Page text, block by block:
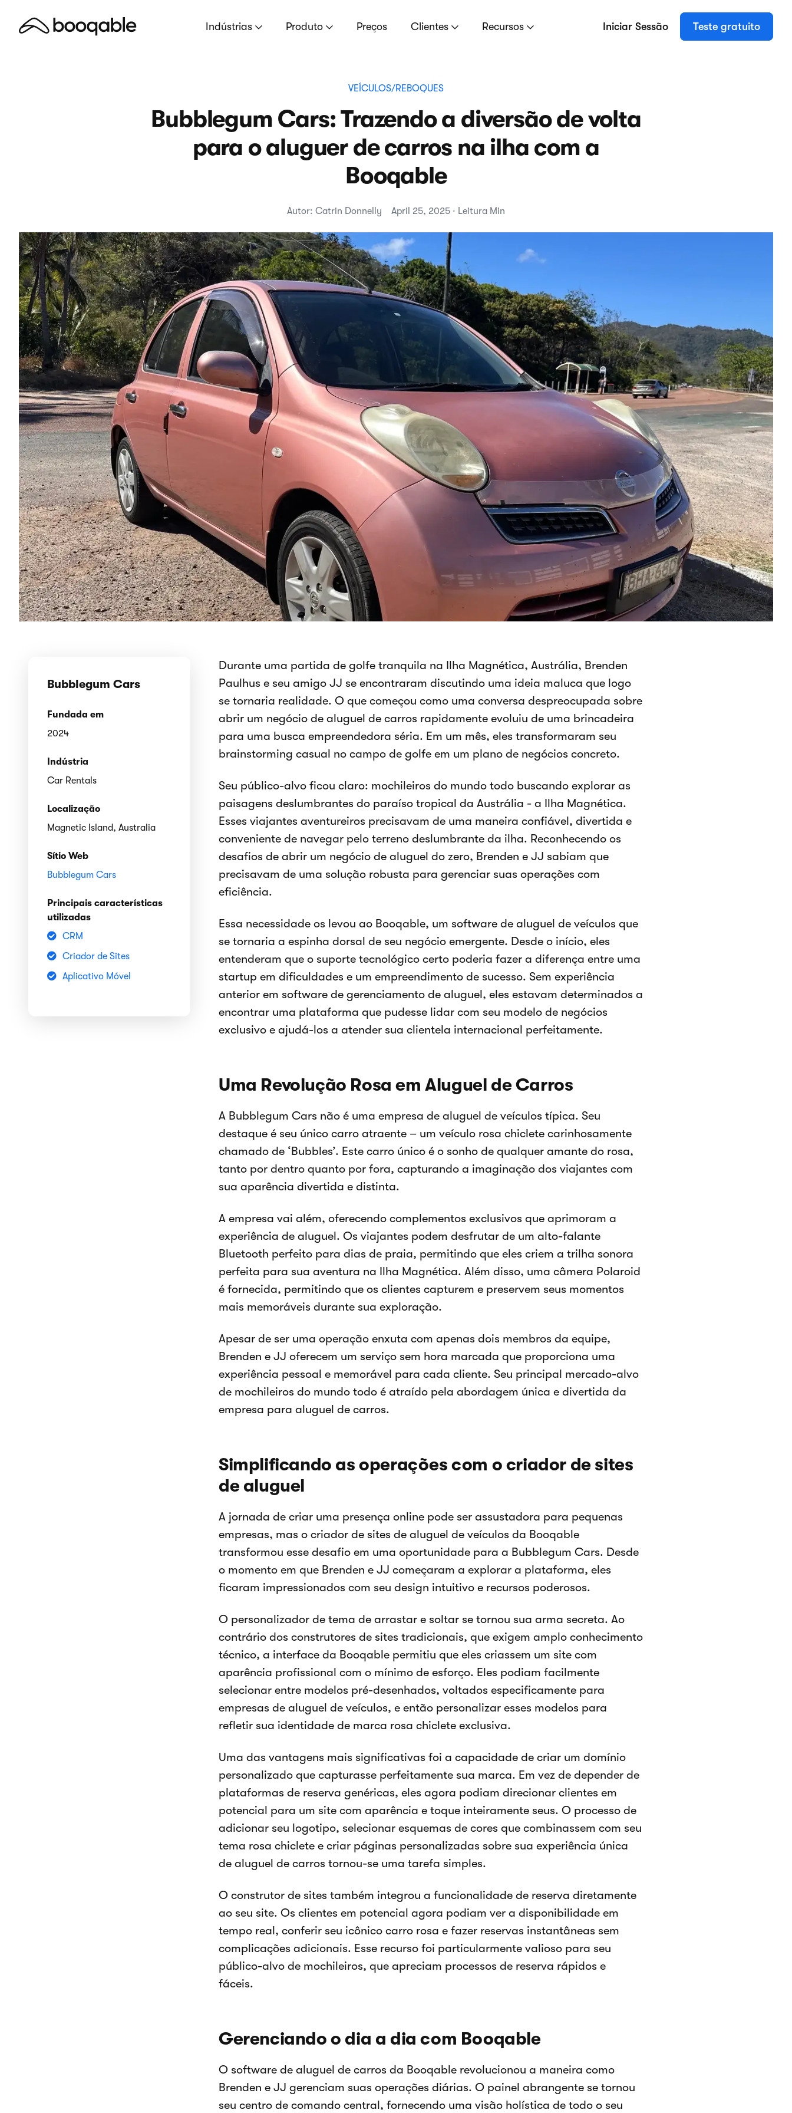
Indústrias Produto Preços Clientes Recursos Iniciar Sessão Teste gratuito
VEÍCULOS/REBOQUES
Bubblegum Cars: Trazendo a diversão de volta
para o aluguer de carros na ilha com a
Booqable
Autor: Catrin Donnelly April 25, 2025 · Leitura Min
Bubblegum Cars
Fundada em
2024
Indústria
Car Rentals
Localização
Magnetic Island, Australia
Sítio Web
Bubblegum Cars
Principais características
utilizadas
CRM
Criador de Sites
Aplicativo Móvel
Durante uma partida de golfe tranquila na Ilha Magnética, Austrália, Brenden
Paulhus e seu amigo JJ se encontraram discutindo uma ideia maluca que logo
se tornaria realidade. O que começou como uma conversa despreocupada sobre
abrir um negócio de aluguel de carros rapidamente evoluiu de uma brincadeira
para uma busca empreendedora séria. Em um mês, eles transformaram seu
brainstorming casual no campo de golfe em um plano de negócios concreto.
Seu público-alvo ficou claro: mochileiros do mundo todo buscando explorar as
paisagens deslumbrantes do paraíso tropical da Austrália - a Ilha Magnética.
Esses viajantes aventureiros precisavam de uma maneira confiável, divertida e
conveniente de navegar pelo terreno deslumbrante da ilha. Reconhecendo os
desafios de abrir um negócio de aluguel do zero, Brenden e JJ sabiam que
precisavam de uma solução robusta para gerenciar suas operações com
eficiência.
Essa necessidade os levou ao Booqable, um software de aluguel de veículos que
se tornaria a espinha dorsal de seu negócio emergente. Desde o início, eles
entenderam que o suporte tecnológico certo poderia fazer a diferença entre uma
startup em dificuldades e um empreendimento de sucesso. Sem experiência
anterior em software de gerenciamento de aluguel, eles estavam determinados a
encontrar uma plataforma que pudesse lidar com seu modelo de negócios
exclusivo e ajudá-los a atender sua clientela internacional perfeitamente.
Uma Revolução Rosa em Aluguel de Carros
A Bubblegum Cars não é uma empresa de aluguel de veículos típica. Seu
destaque é seu único carro atraente – um veículo rosa chiclete carinhosamente
chamado de ‘Bubbles’. Este carro único é o sonho de qualquer amante do rosa,
tanto por dentro quanto por fora, capturando a imaginação dos viajantes com
sua aparência divertida e distinta.
A empresa vai além, oferecendo complementos exclusivos que aprimoram a
experiência de aluguel. Os viajantes podem desfrutar de um alto-falante
Bluetooth perfeito para dias de praia, permitindo que eles criem a trilha sonora
perfeita para sua aventura na Ilha Magnética. Além disso, uma câmera Polaroid
é fornecida, permitindo que os clientes capturem e preservem seus momentos
mais memoráveis durante sua exploração.
Apesar de ser uma operação enxuta com apenas dois membros da equipe,
Brenden e JJ oferecem um serviço sem hora marcada que proporciona uma
experiência pessoal e memorável para cada cliente. Seu principal mercado-alvo
de mochileiros do mundo todo é atraído pela abordagem única e divertida da
empresa para aluguel de carros.
Simplificando as operações com o criador de sites
de aluguel
A jornada de criar uma presença online pode ser assustadora para pequenas
empresas, mas o criador de sites de aluguel de veículos da Booqable
transformou esse desafio em uma oportunidade para a Bubblegum Cars. Desde
o momento em que Brenden e JJ começaram a explorar a plataforma, eles
ficaram impressionados com seu design intuitivo e recursos poderosos.
O personalizador de tema de arrastar e soltar se tornou sua arma secreta. Ao
contrário dos construtores de sites tradicionais, que exigem amplo conhecimento
técnico, a interface da Booqable permitiu que eles criassem um site com
aparência profissional com o mínimo de esforço. Eles podiam facilmente
selecionar entre modelos pré-desenhados, voltados especificamente para
empresas de aluguel de veículos, e então personalizar esses modelos para
refletir sua identidade de marca rosa chiclete exclusiva.
Uma das vantagens mais significativas foi a capacidade de criar um domínio
personalizado que capturasse perfeitamente sua marca. Em vez de depender de
plataformas de reserva genéricas, eles agora podiam direcionar clientes em
potencial para um site com aparência e toque inteiramente seus. O processo de
adicionar seu logotipo, selecionar esquemas de cores que combinassem com seu
tema rosa chiclete e criar páginas personalizadas sobre sua experiência única
de aluguel de carros tornou-se uma tarefa simples.
O construtor de sites também integrou a funcionalidade de reserva diretamente
ao seu site. Os clientes em potencial agora podiam ver a disponibilidade em
tempo real, conferir seu icônico carro rosa e fazer reservas instantâneas sem
complicações adicionais. Esse recurso foi particularmente valioso para seu
público-alvo de mochileiros, que apreciam processos de reserva rápidos e
fáceis.
Gerenciando o dia a dia com Booqable
O software de aluguel de carros da Booqable revolucionou a maneira como
Brenden e JJ gerenciam suas operações diárias. O painel abrangente se tornou
seu centro de comando central, fornecendo uma visão holística de todo o seu